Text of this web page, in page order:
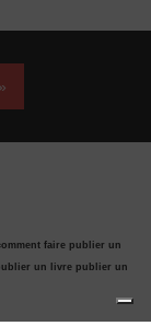
faire publier un
un livre publier un